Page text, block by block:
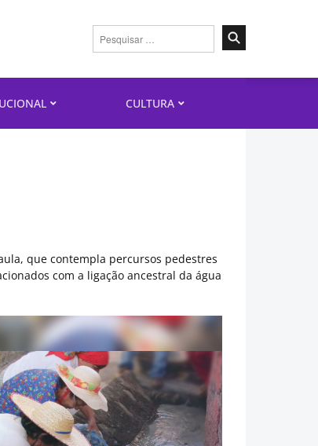
Pesquisar
por:
CULTURA
que contempla percursos pedestres
com a ligação ancestral da água